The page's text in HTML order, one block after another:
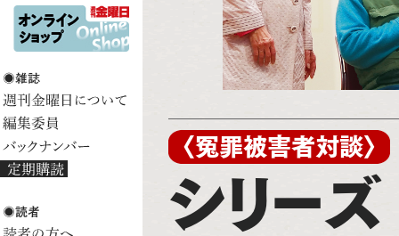
〈冤罪被害者対談〉
シリーズ